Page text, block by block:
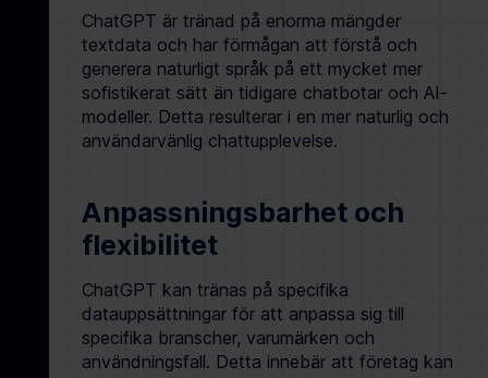
ChatGPT är tränad på enorma mängder
textdata och har förmågan att förstå och
generera naturligt språk på ett mycket mer
sofistikerat sätt än tidigare chatbotar och AI-
modeller. Detta resulterar i en mer naturlig och
användarvänlig chattupplevelse.
Anpassningsbarhet och
flexibilitet
ChatGPT kan tränas på specifika
datauppsättningar för att anpassa sig till
specifika branscher, varumärken och
användningsfall. Detta innebär att företag kan